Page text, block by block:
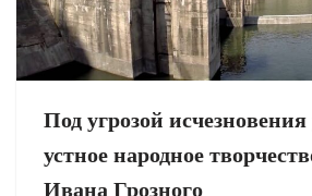
Под угрозой
устное народное
Ивана Грозного